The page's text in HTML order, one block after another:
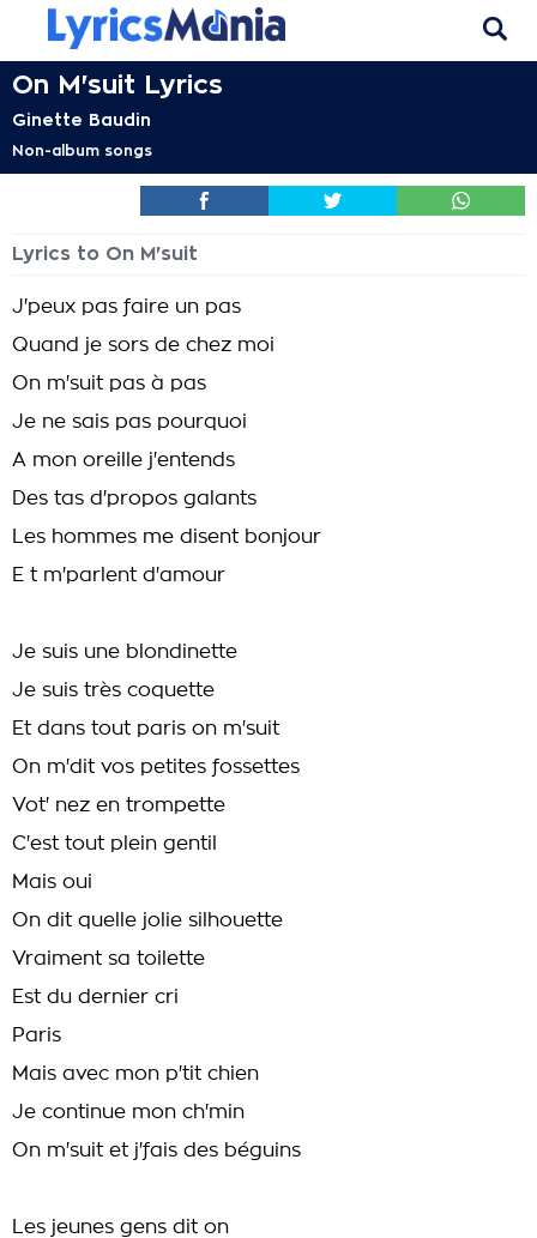
On M'suit Lyrics
Ginette Baudin
Non-album songs
Lyrics to On M'suit
J'peux pas faire un pas
Quand je sors de chez moi
On m'suit pas à pas
Je ne sais pas pourquoi
A mon oreille j'entends
Des tas d'propos galants
Les hommes me disent bonjour
E t m'parlent d'amour
Je suis une blondinette
Je suis très coquette
Et dans tout paris on m'suit
On m'dit vos petites fossettes
Vot' nez en trompette
C'est tout plein gentil
Mais oui
On dit quelle jolie silhouette
Vraiment sa toilette
Est du dernier cri
Paris
Mais avec mon p'tit chien
Je continue mon ch'min
On m'suit et j'fais des béguins
Les jeunes gens dit on